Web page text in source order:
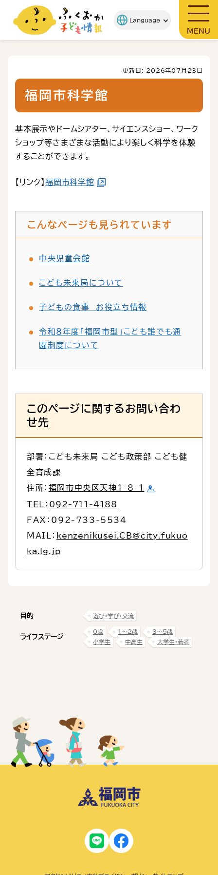
MENU
更新日: 2026年07月23日
福岡市科学館
基本展示やドームシアター、サイエンスショー、ワーク
ショップ等さまざまな活動により楽しく科学を体験
することができます。
【リンク】 福岡市科学館
こんなページも見られています
中央児童会館
こども未来局について
子どもの食事 お役立ち情報
令和８年度「福岡市型」こども誰でも通
園制度について
このページに関するお問い合わ
せ先
部署：こども未来局 こども政策部 こども健
全育成課
住所： 福岡市中央区天神1-8-1
TEL： 092-711-4188
FAX：092-733-5534
MAIL： kenzenikusei.CB@city.fukuo
ka.lg.jp
目的 遊び・学び・交流
ライフステージ
0歳 1〜2歳
3〜5歳
小学生
中高生 大学生・若者